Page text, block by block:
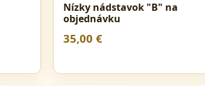
Nízky nádstavok "B" na
objednávku
35,00 €